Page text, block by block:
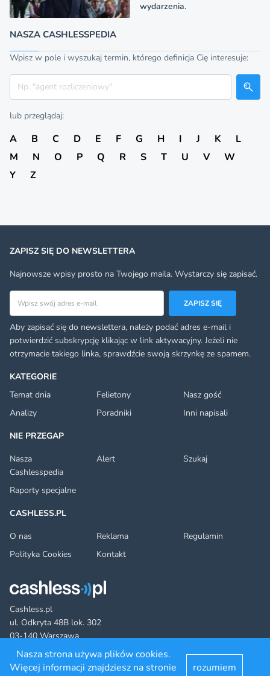
wydarzenia.
NASZA CASHLESSPEDIA
Wpisz w pole i wyszukaj termin, którego definicja Cię interesuje:
Szukaj
lub przeglądaj:
A B C D E F G H I J K
L
M
N O P Q R S T U V
W
Y
Z
Cashless.pl
ul. Odkryta 48B lok. 302
03-140 Warszawa
KATEGORIE
Temat dnia
Felietony
Nasz gość
Analizy
Poradniki
Inni napisali
NIE PRZEGAP
Nasza
Cashlesspedia
Alert Szukaj
Raporty specjalne
CASHLESS.PL
O nas
Reklama
Regulamin
Polityka Cookies
Kontakt
ZAPISZ SIĘ DO NEWSLETTERA
Najnowsze wpisy prosto na Twojego maila. Wystarczy się zapisać.
ZAPISZ SIĘ
Aby zapisać się do newslettera, należy podać adres e-mail i
potwierdzić subskrypcję klikając w link aktywacyjny. Jeżeli nie
otrzymacie takiego linka, sprawdźcie swoją skrzynkę ze spamem.
Nasza strona używa plików cookies.
Więcej informacji znajdziesz na stronie
rozumiem